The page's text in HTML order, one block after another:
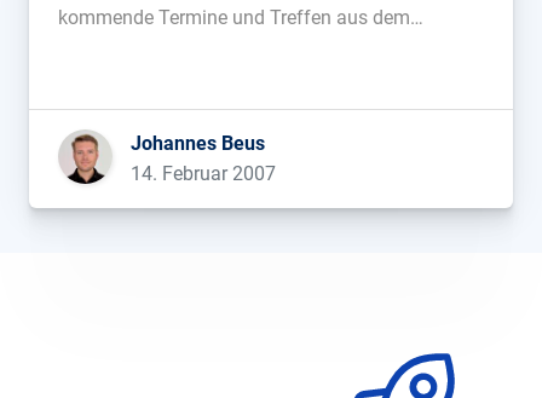
kommende Termine und Treffen aus dem
Dennis Hain in Mainz. Ab 15 Uhr 07.03.2007 –
Berlin Online Marketing Lounge, organisiert von
Ecato. […]...
Johannes Beus
14. Februar 2007